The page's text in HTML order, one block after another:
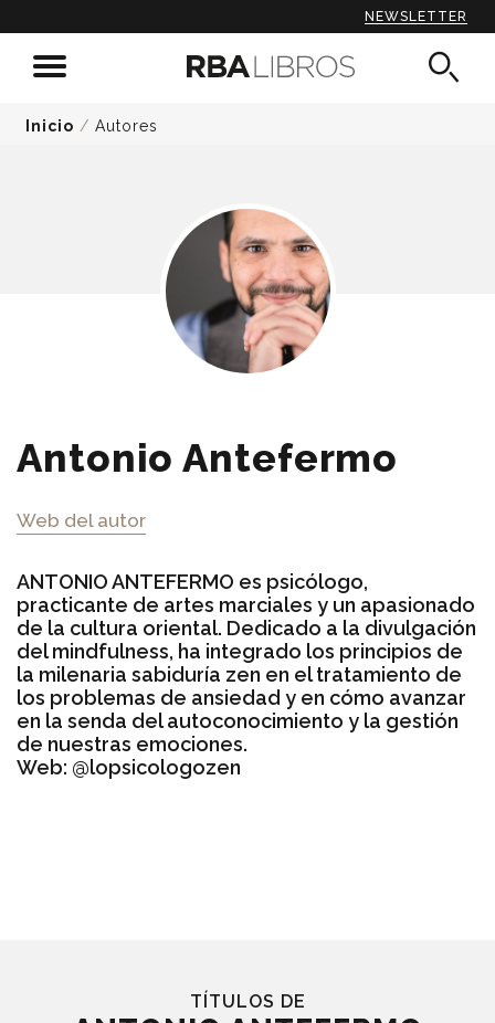
NEWSLETTER
Inicio / Autores
Antonio Antefermo
Web del autor
ANTONIO ANTEFERMO es psicólogo,
practicante de artes marciales y un apasionado
de la cultura oriental. Dedicado a la divulgación
del mindfulness, ha integrado los principios de
la milenaria sabiduría zen en el tratamiento de
los problemas de ansiedad y en cómo avanzar
en la senda del autoconocimiento y la gestión
de nuestras emociones.
Web: @lopsicologozen
TÍTULOS DE